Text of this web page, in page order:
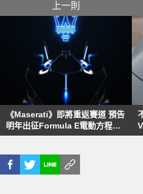
上一則
《Maserati》即將重返賽道 預告
明年出征Formula E電動方程式
世界錦標賽